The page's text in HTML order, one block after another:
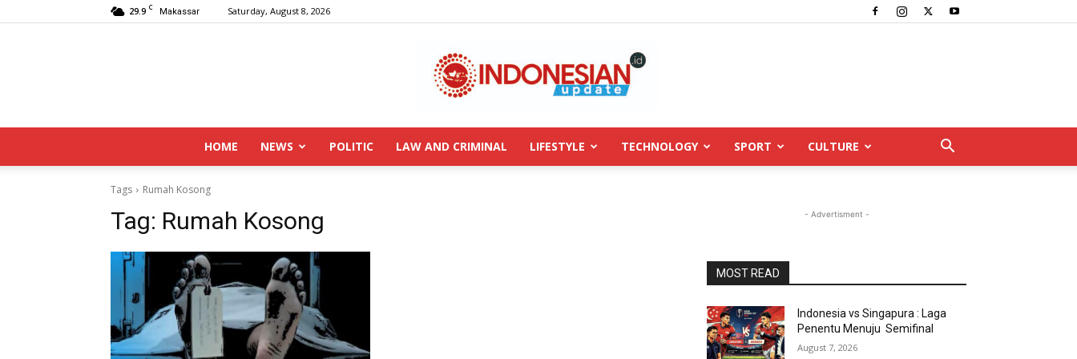
29.9 C Makassar Saturday, August 8, 2026
HOME NEWS POLITIC LAW AND CRIMINAL LIFESTYLE TECHNOLOGY SPORT CULTURE
Tags Rumah Kosong
Tag: Rumah Kosong - Advertisment -
MOST READ
Indonesia vs Singapura : Laga
Penentu Menuju Semifinal
August 7, 2026